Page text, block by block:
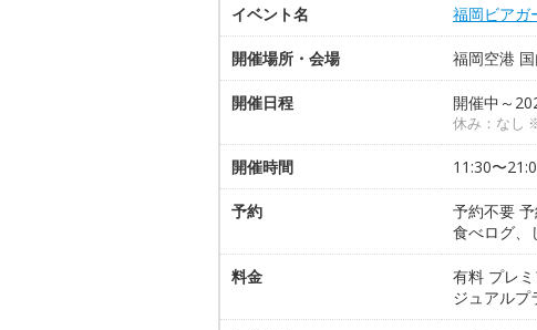
イベント名 福岡ビアガ
開催場所・会場 福岡空港
開催日程 開催中～
休み：なし
開催時間 11:30〜
予約
予約不要
食べログ、
料金
有料 プレ
ジュアル